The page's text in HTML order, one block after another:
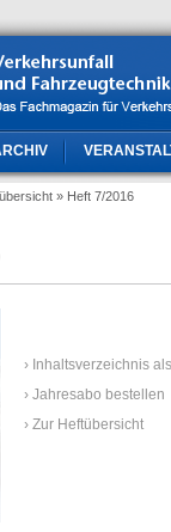
» Heft 7/2016
› Inhaltsverzeichnis
› Jahresabo bestellen
› Zur Heftübersicht